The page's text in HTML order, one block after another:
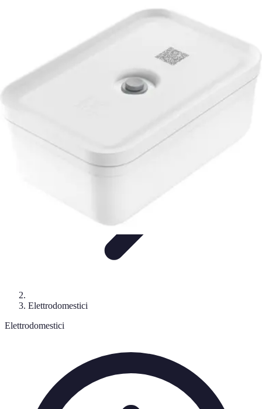
Elettrodomestici
ElettrodomesticiAspirapolvere
Electro Shopping
Elettrodomestici
Elettrodomestici